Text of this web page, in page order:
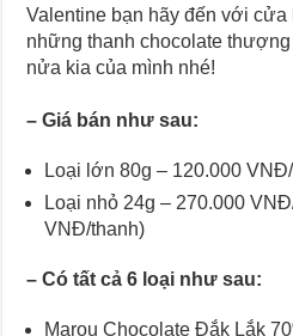
Valentine bạn hãy đến với
những thanh chocolate
nửa kia của mình nhé!
– Giá bán như sau:
Loại lớn 80g – 120.000
Loại nhỏ 24g – 270.000
VNĐ/thanh)
– Có tất cả 6 loại như sau:
Marou Chocolate Đắk Lắk